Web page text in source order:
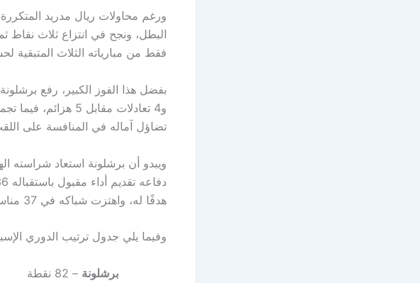
ورغم محاولات ريال مدريد
البطل، ونجح في انتزاع ثلاث نقاط
فقط من مبارياته الثلاث المتبقية
بفضل هذا الفوز الكبير، رفع
و4 تعادلات مقابل 5 هزائم، فيما تجمد رصيد ريال مدريد عند
تضاؤل آماله في المنافسة على
هدفًا له، واهتزت شباكه في 37 مناسبة.
وفيما يلي جدول ترتيب الدوري الإسباني بعد نهاية الجولة
برشلونة – 82 نقطة